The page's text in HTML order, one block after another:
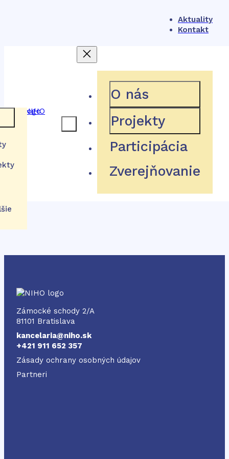
Aktuality
Kontakt
O nás
Projekty
Participácia
Zverejňovanie
404
Hľadaná stránka neexistuje
NIHO
Zámocké schody 2/A
81101 Bratislava
kancelaria@niho.sk
+421 911 652 357
Zásady ochrany osobných údajov
Partneri